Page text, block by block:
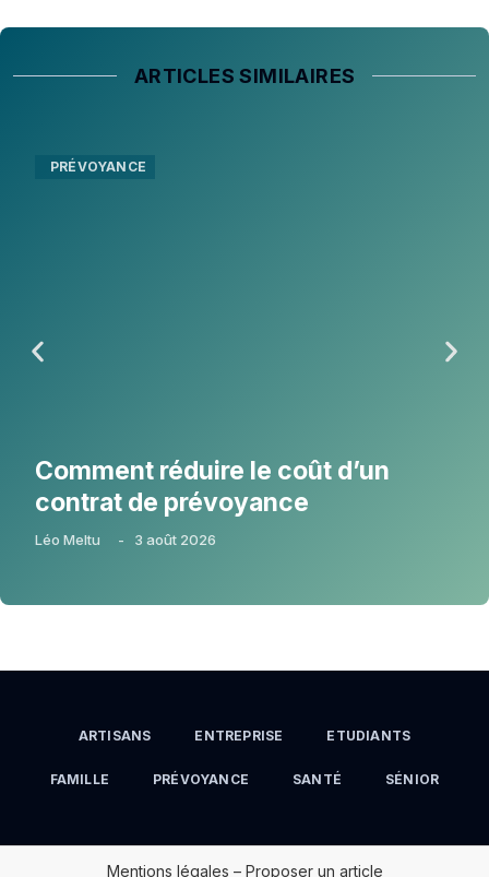
ARTICLES SIMILAIRES
PRÉVOYANCE
Comment réduire le coût d’un
contrat de prévoyance
Léo Meltu - 3 août 2026
ARTISANS ENTREPRISE ETUDIANTS
FAMILLE PRÉVOYANCE SANTÉ SÉNIOR
Mentions légales – Proposer un article